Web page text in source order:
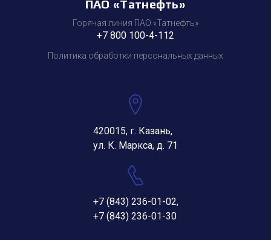
ПАО «Татнефть»
Горячая линия ПАО «Татнефть»
+7 800 100-4-112
Политика обработки персональных данных
420015, г. Казань,
ул. К. Маркса, д. 71
+7 (843) 236-01-02,
+7 (843) 236-01-30